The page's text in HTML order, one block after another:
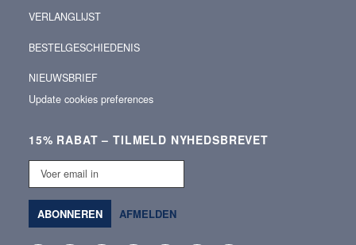
VERLANGLIJST
BESTELGESCHIEDENIS
NIEUWSBRIEF
Update cookies preferences
15% RABAT – TILMELD NYHEDSBREVET
Voer
email
in
ABONNEREN AFMELDEN